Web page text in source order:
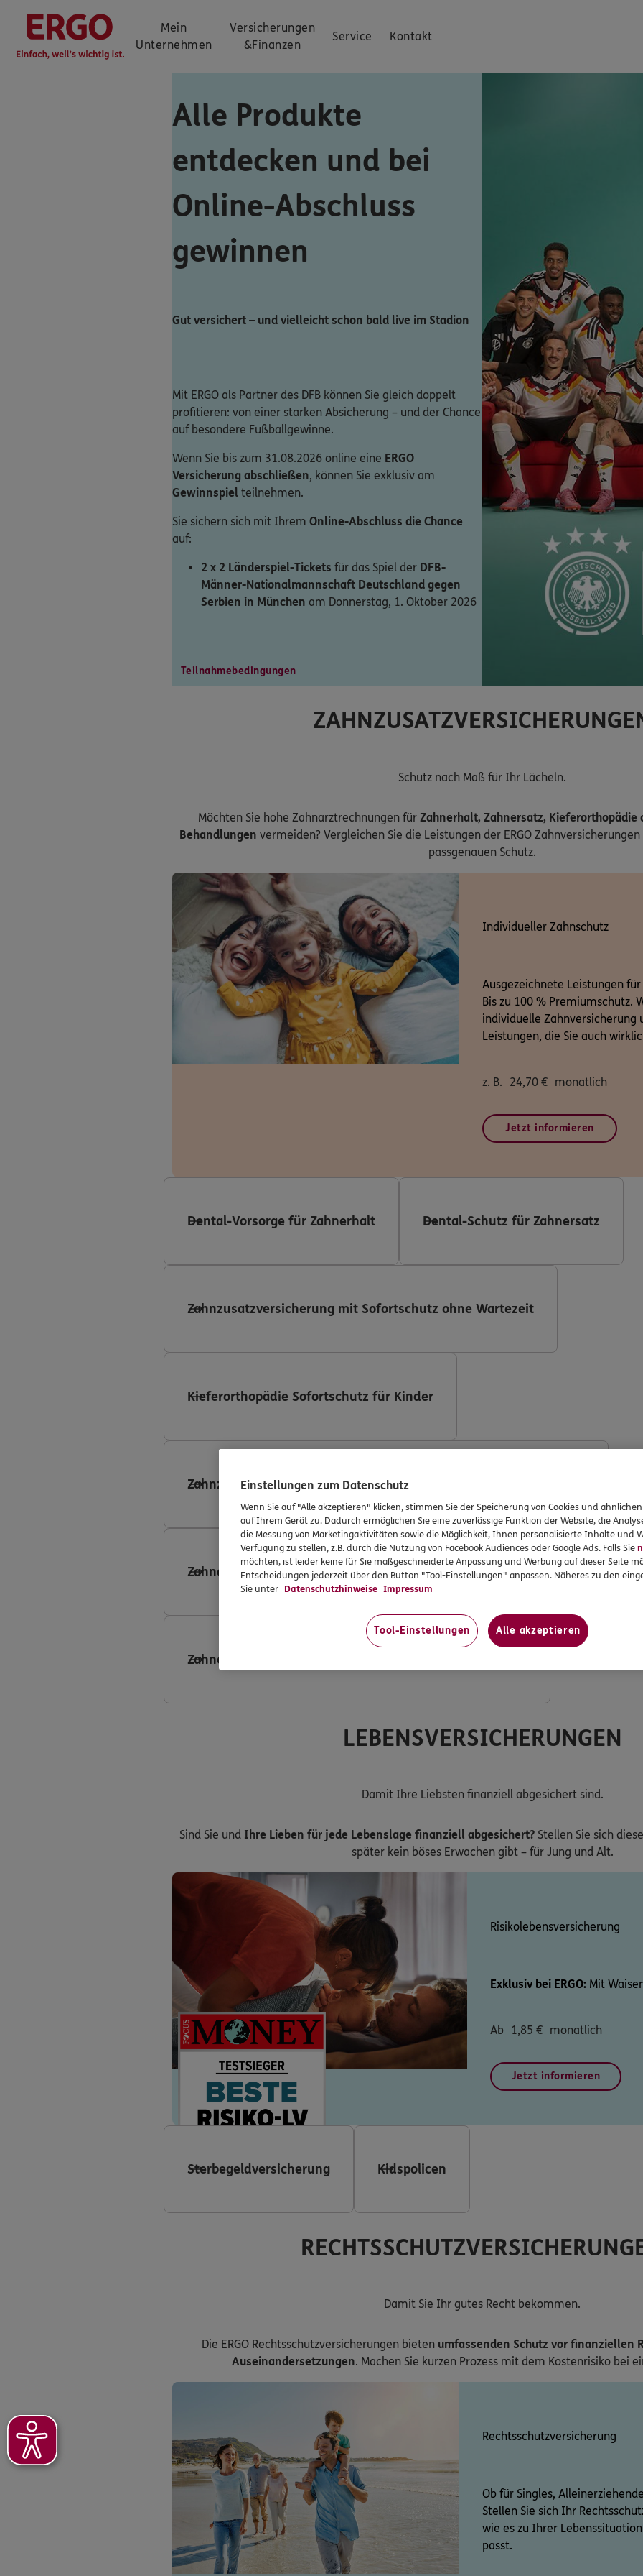
Mein
Unternehmen
Versicherungen
&Finanzen
Service Kontakt
Alle Produkte
entdecken und bei
Online-Abschluss
gewinnen
Gut versichert – und vielleicht schon bald live im Stadion
Mit ERGO als Partner des DFB können Sie gleich doppelt
profitieren: von einer starken Absicherung – und der Chance
auf besondere Fußballgewinne.
Wenn Sie bis zum 31.08.2026 online eine ERGO
Versicherung abschließen, können Sie exklusiv am
Gewinnspiel teilnehmen.
Sie sichern sich mit Ihrem Online-Abschluss die Chance
auf:
2 x 2 Länderspiel-Tickets für das Spiel der DFB-
Männer-Nationalmannschaft Deutschland gegen
Serbien in München am Donnerstag, 1. Oktober 2026
Teilnahmebedingungen
Schutz nach Maß für Ihr Lächeln.
Möchten Sie hohe Zahnarztrechnungen für Zahnerhalt, Zahnersatz, Kieferorthopädie
Behandlungen vermeiden? Vergleichen Sie die Leistungen der ERGO
passgenauen Schutz.
Individueller Zahnschutz
Ausgezeichnete Leistungen
Bis zu 100 % Premiumschutz.
individuelle Zahnversicherung
Leistungen, die Sie auch
z. B. 24,70 € monatlich
Jetzt informieren
Dental-Vorsorge für Zahnerhalt Dental-Schutz für Zahnersatz
Zahnzusatzversicherung mit Sofortschutz ohne Wartezeit
Kieferorthopädie Sofortschutz für Kinder
Zahnzusatzversicherung (DKV Deutsche Krankenversicherung AG)
Zahnersatzversicherung mit Implantaten
Zahnersatzversicherung mit verdoppeltem Festzuschuss
LEBENSVERSICHERUNGEN
Damit Ihre Liebsten finanziell abgesichert sind.
Sind Sie und Ihre Lieben für jede Lebenslage finanziell abgesichert? Stellen Sie sich
später kein böses Erwachen gibt – für Jung und Alt.
Risikolebensversicherung
Exklusiv bei ERGO: Mit
Ab 1,85 € monatlich
Jetzt informieren
Sterbegeldversicherung Kidspolicen
Damit Sie Ihr gutes Recht bekommen.
Die ERGO Rechtsschutzversicherungen bieten umfassenden Schutz vor finanziellen
Auseinandersetzungen. Machen Sie kurzen Prozess mit dem Kostenrisiko bei
Rechtsschutzversicherung
Ob für Singles,
Stellen Sie sich Ihr
wie es zu Ihrer
passt.
Einstellungen zum Datenschutz
Wenn Sie auf "Alle akzeptieren" klicken, stimmen Sie der Speicherung von Cookies und
auf Ihrem Gerät zu. Dadurch ermöglichen Sie eine zuverlässige Funktion der Website, die
die Messung von Marketingaktivitäten sowie die Möglichkeit, Ihnen personalisierte Inhalte und
Verfügung zu stellen, z.B. durch die Nutzung von Facebook Audiences oder Google Ads. Falls Sie
möchten, ist leider keine für Sie maßgeschneiderte Anpassung und Werbung auf dieser Seite
Entscheidungen jederzeit über den Button "Tool-Einstellungen" anpassen. Näheres zu den
Sie unter Datenschutzhinweise Impressum
Tool-Einstellungen Alle akzeptieren